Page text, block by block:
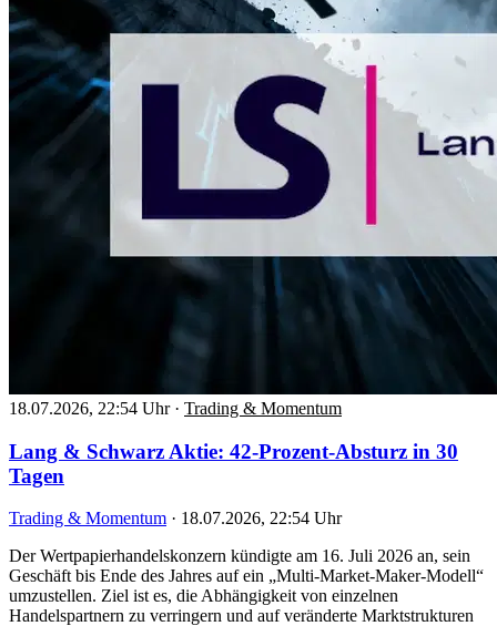
18.07.2026, 22:54 Uhr · Trading & Momentum
Lang & Schwarz Aktie: 42-Prozent-Absturz in 30
Tagen
Trading & Momentum · 18.07.2026, 22:54 Uhr
Der Wertpapierhandelskonzern kündigte am 16. Juli 2026 an, sein
Geschäft bis Ende des Jahres auf ein „Multi-Market-Maker-Modell“
umzustellen. Ziel ist es, die Abhängigkeit von einzelnen
Handelspartnern zu verringern und auf veränderte Marktstrukturen